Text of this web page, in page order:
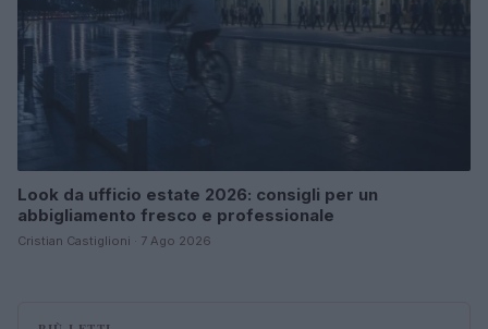
Look da ufficio estate 2026: consigli per un
abbigliamento fresco e professionale
Cristian Castiglioni · 7 Ago 2026